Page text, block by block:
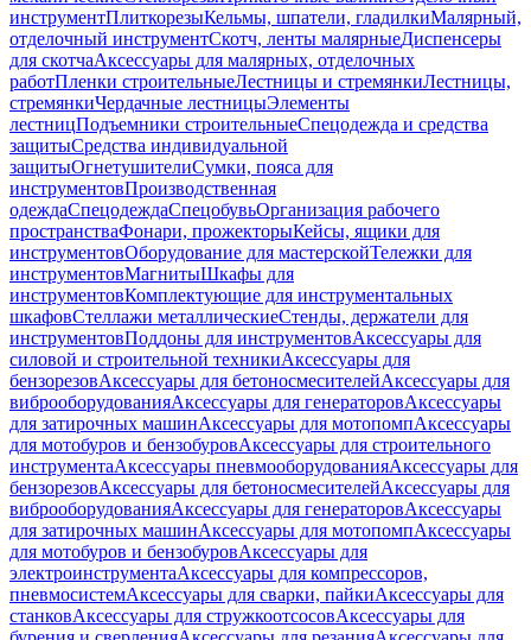
инструментПлиткорезыКельмы, шпатели, гладилкиМалярный,
отделочный инструментСкотч, ленты малярныеДиспенсеры
для скотчаАксессуары для малярных, отделочных
работПленки строительныеЛестницы и стремянкиЛестницы,
стремянкиЧердачные лестницыЭлементы
лестницПодъемники строительныеСпецодежда и средства
защитыСредства индивидуальной
защитыОгнетушителиСумки, пояса для
инструментовПроизводственная
одеждаСпецодеждаСпецобувьОрганизация рабочего
пространстваФонари, прожекторыКейсы, ящики для
инструментовОборудование для мастерскойТележки для
инструментовМагнитыШкафы для
инструментовКомплектующие для инструментальных
шкафовСтеллажи металлическиеСтенды, держатели для
инструментовПоддоны для инструментовАксессуары для
силовой и строительной техникиАксессуары для
бензорезовАксессуары для бетоносмесителейАксессуары для
виброоборудованияАксессуары для генераторовАксессуары
для затирочных машинАксессуары для мотопомпАксессуары
для мотобуров и бензобуровАксессуары для строительного
инструментаАксессуары пневмооборудованияАксессуары для
бензорезовАксессуары для бетоносмесителейАксессуары для
виброоборудованияАксессуары для генераторовАксессуары
для затирочных машинАксессуары для мотопомпАксессуары
для мотобуров и бензобуровАксессуары для
электроинструментаАксессуары для компрессоров,
пневмосистемАксессуары для сварки, пайкиАксессуары для
станковАксессуары для стружкоотсосовАксессуары для